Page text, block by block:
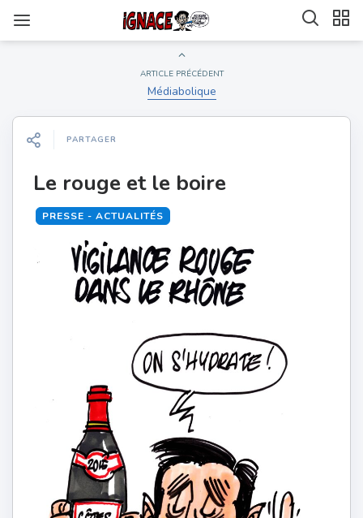
ARTICLE PRÉCÉDENT
Médiabolique
PARTAGER
Le rouge et le boire
PRESSE - ACTUALITÉS